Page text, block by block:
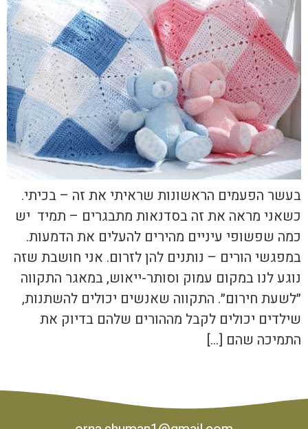
בעשר הפעמים הראשונות שראיתי את זה – בכיתי.
כשאני מראה את זה בסדנאות מתבגרים – תמיד יש
כמה שפשופי עיניים מהירים להעלים את הדמעות.
במפגשי הורים – נותנים להן לזרום. אני חושבת שזה
נוגע לנו במקום עמוק וסותר-ייאוש, במאגר התקווה
״לשעת חירום״. התקווה שאנשים יכולים להשתנות,
שילדים יכולים לקבל מההורים שלהם בדיוק את
התמיכה שהם […]